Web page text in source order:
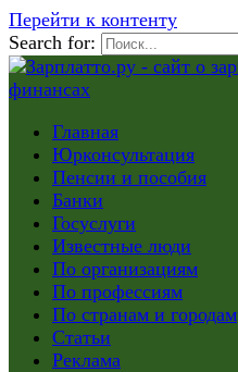
Перейти к контенту
Search for:
Главная
Юрконсультация
Пенсии и пособия
Банки
Госуслуги
Известные люди
По организациям
По профессиям
По странам и городам
Статьи
Реклама